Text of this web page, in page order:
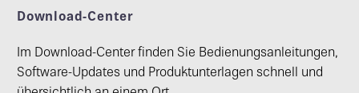
Download-Center
Im Download-Center finden Sie Bedienungsanleitungen,
Software-Updates und Produktunterlagen schnell und